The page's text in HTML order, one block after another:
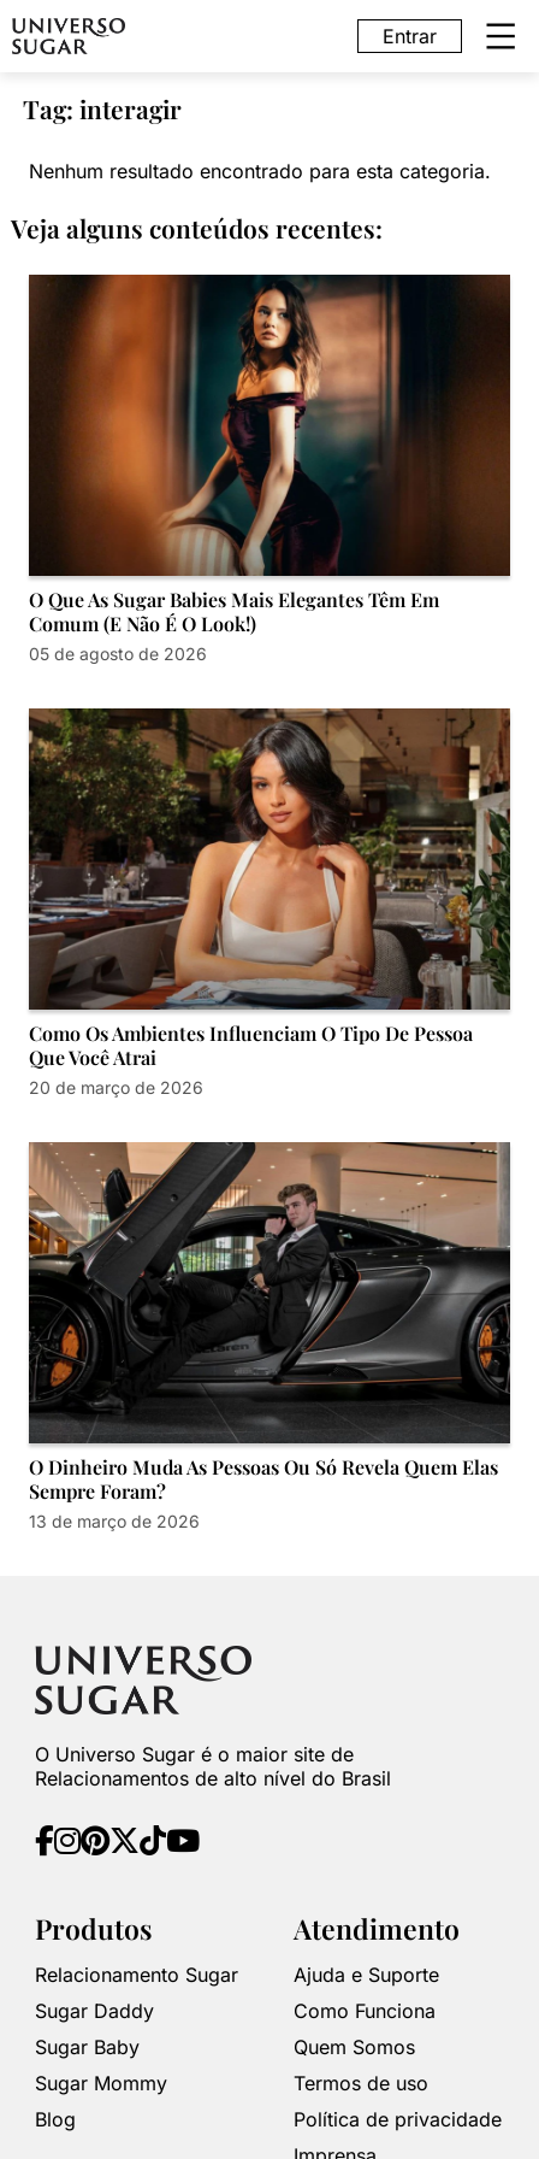
Entrar
Tag: interagir
Nenhum resultado encontrado para esta categoria.
Veja alguns conteúdos recentes:
O Que As Sugar Babies Mais Elegantes Têm Em
Comum (e Não É O Look!)
05 de agosto de 2026
Como Os Ambientes Influenciam O Tipo De Pessoa
Que Você Atrai
20 de março de 2026
O Dinheiro Muda As Pessoas Ou Só Revela Quem Elas
Sempre Foram?
13 de março de 2026
O Universo Sugar é o maior site de
Relacionamentos de alto nível do Brasil
Produtos
Relacionamento Sugar
Sugar Daddy
Sugar Baby
Sugar Mommy
Blog
Atendimento
Ajuda e Suporte
Como Funciona
Quem Somos
Termos de uso
Política de privacidade